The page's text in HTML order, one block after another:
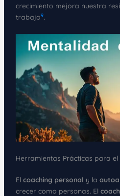
crecimiento mejora nuestra
trabajo9.
Herramientas Prácticas para
El coaching personal y la
crecer como personas. El